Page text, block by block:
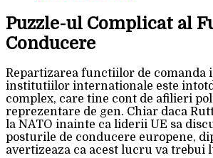
Puzzle-ul Complicat al
Conducere
Repartizarea functiilor de comanda
institutiilor internationale este
complex, care tine cont de afilieri
reprezentare de gen. Chiar daca
la NATO inainte ca liderii UE sa
posturile de conducere europene,
avertizeaza ca acest lucru va trebui